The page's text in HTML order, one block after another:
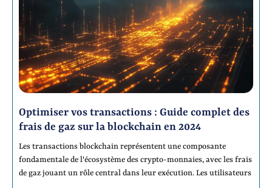
Optimiser vos transactions : Guide complet des
frais de gaz sur la blockchain en 2024
Les transactions blockchain représentent une composante
fondamentale de l'écosystème des crypto-monnaies, avec les frais
de gaz jouant un rôle central dans leur exécution. Les utilisateurs